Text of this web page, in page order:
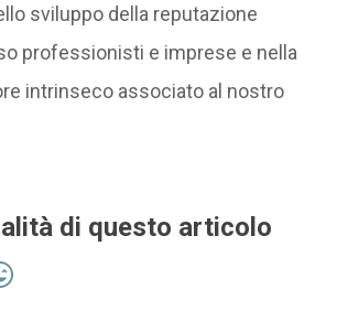
sviluppo della reputazione
professionisti e imprese e nella
intrinseco associato al nostro
di questo articolo